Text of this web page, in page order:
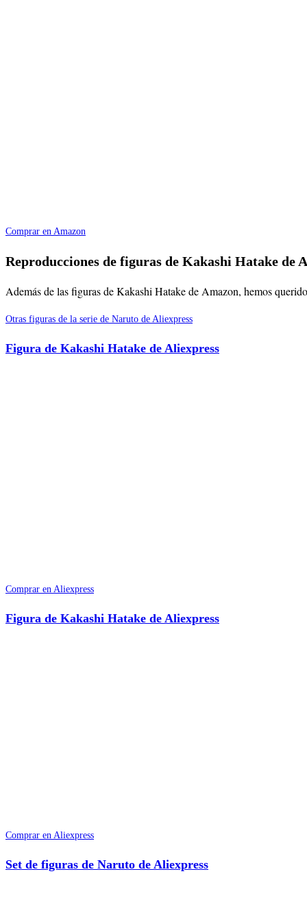
Comprar en Amazon
Reproducciones de figuras de Kakashi Hatake de
Además de las figuras de Kakashi Hatake de Amazon, hemos
Otras figuras de la serie de Naruto de Aliexpress
Figura de Kakashi Hatake de Aliexpress
Comprar en Aliexpress
Figura de Kakashi Hatake de Aliexpress
Comprar en Aliexpress
Set de figuras de Naruto de Aliexpress